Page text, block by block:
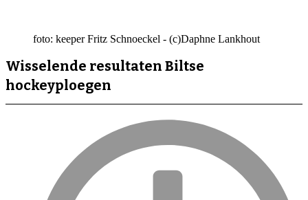
foto: keeper Fritz Schnoeckel - (c)Daphne Lankhout
Wisselende resultaten Biltse
hockeyploegen